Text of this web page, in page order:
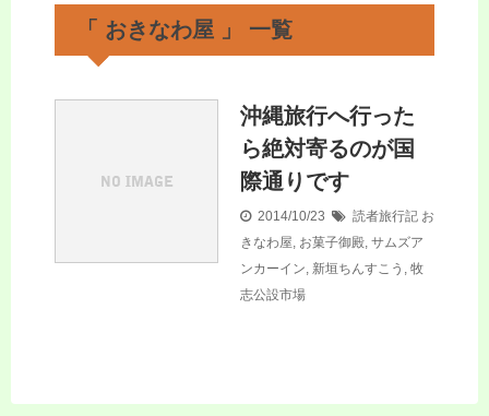
「 おきなわ屋 」 一覧
沖縄旅行へ行った
ら絶対寄るのが国
際通りです
2014/10/23 読者旅行記 お
きなわ屋, お菓子御殿, サムズア
ンカーイン, 新垣ちんすこう , 牧
志公設市場